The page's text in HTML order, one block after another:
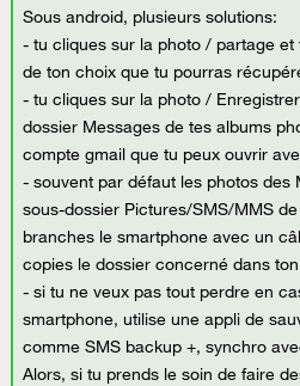
Sous android, plusieurs solutions:
- tu cliques sur la photo / partage
de ton choix que tu pourras
- tu cliques sur la photo /
dossier Messages de tes albums
compte gmail que tu peux ouvrir
- souvent par défaut les photos des
sous-dossier Pictures/SMS/MMS
branches le smartphone avec un
copies le dossier concerné dans
- si tu ne veux pas tout perdre en
smartphone, utilise une appli de
comme SMS backup +, synchro
Alors, si tu prends le soin de faire